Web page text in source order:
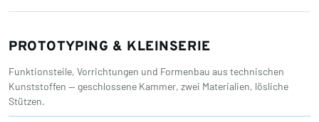
PROTOTYPING & KLEINSERIE
Funktionsteile, Vorrichtungen und Formenbau aus technischen
Kunststoffen — geschlossene Kammer, zwei Materialien, lösliche
Stützen.